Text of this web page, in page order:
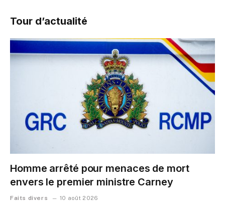
Tour d’actualité
Homme arrêté pour menaces de mort
envers le premier ministre Carney
Faits divers 10 août 2026